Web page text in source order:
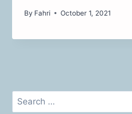
By Fahri October 1, 2021